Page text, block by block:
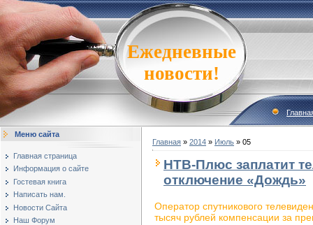
Ежедневные
новости!
Меню сайта
Главная страница
Информация о сайте
Гостевая книга
Написать нам.
Новости Сайта
Наш Форум
Главная » 2014 » Июль » 05
НТВ-Плюс заплатит
отключение «Дождь»
Оператор спутникового
тысяч рублей компенсации за